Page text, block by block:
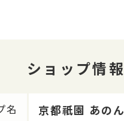
ショップ情報
名 京都祇園 あのん